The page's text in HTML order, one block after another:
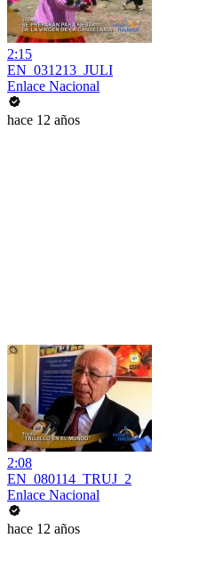
2:15
EN_031213_JULI
Enlace Nacional
hace 12 años
2:08
EN_080114_TRUJ_2
Enlace Nacional
hace 12 años